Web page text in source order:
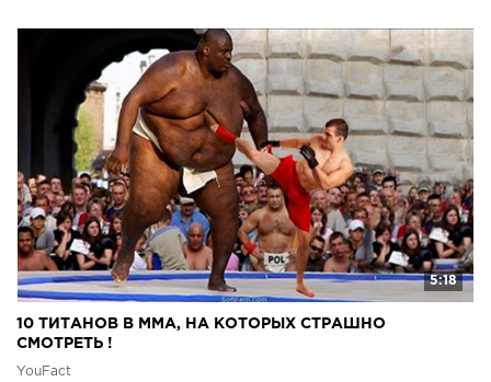
5:18
10 ТИТАНОВ В MMA, НА КОТОРЫХ СТРАШНО
СМОТРЕТЬ !
YouFact